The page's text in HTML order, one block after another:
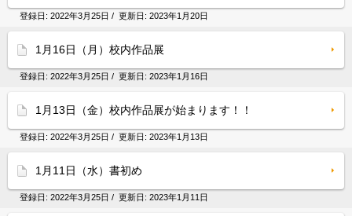
登録日: 2022年3月25日 / 更新日: 2023年1月20日
1月16日（月）校内作品展
登録日: 2022年3月25日 / 更新日: 2023年1月16日
1月13日（金）校内作品展が始まります！！
登録日: 2022年3月25日 / 更新日: 2023年1月13日
1月11日（水）書初め
登録日: 2022年3月25日 / 更新日: 2023年1月11日